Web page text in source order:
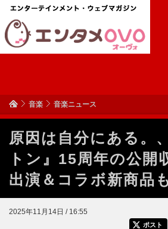
音楽 音楽ニュース
原因は自分にある。
トン』15周年の公開
出演＆コラボ新商品
2025年11月14日 / 16:55
ポスト